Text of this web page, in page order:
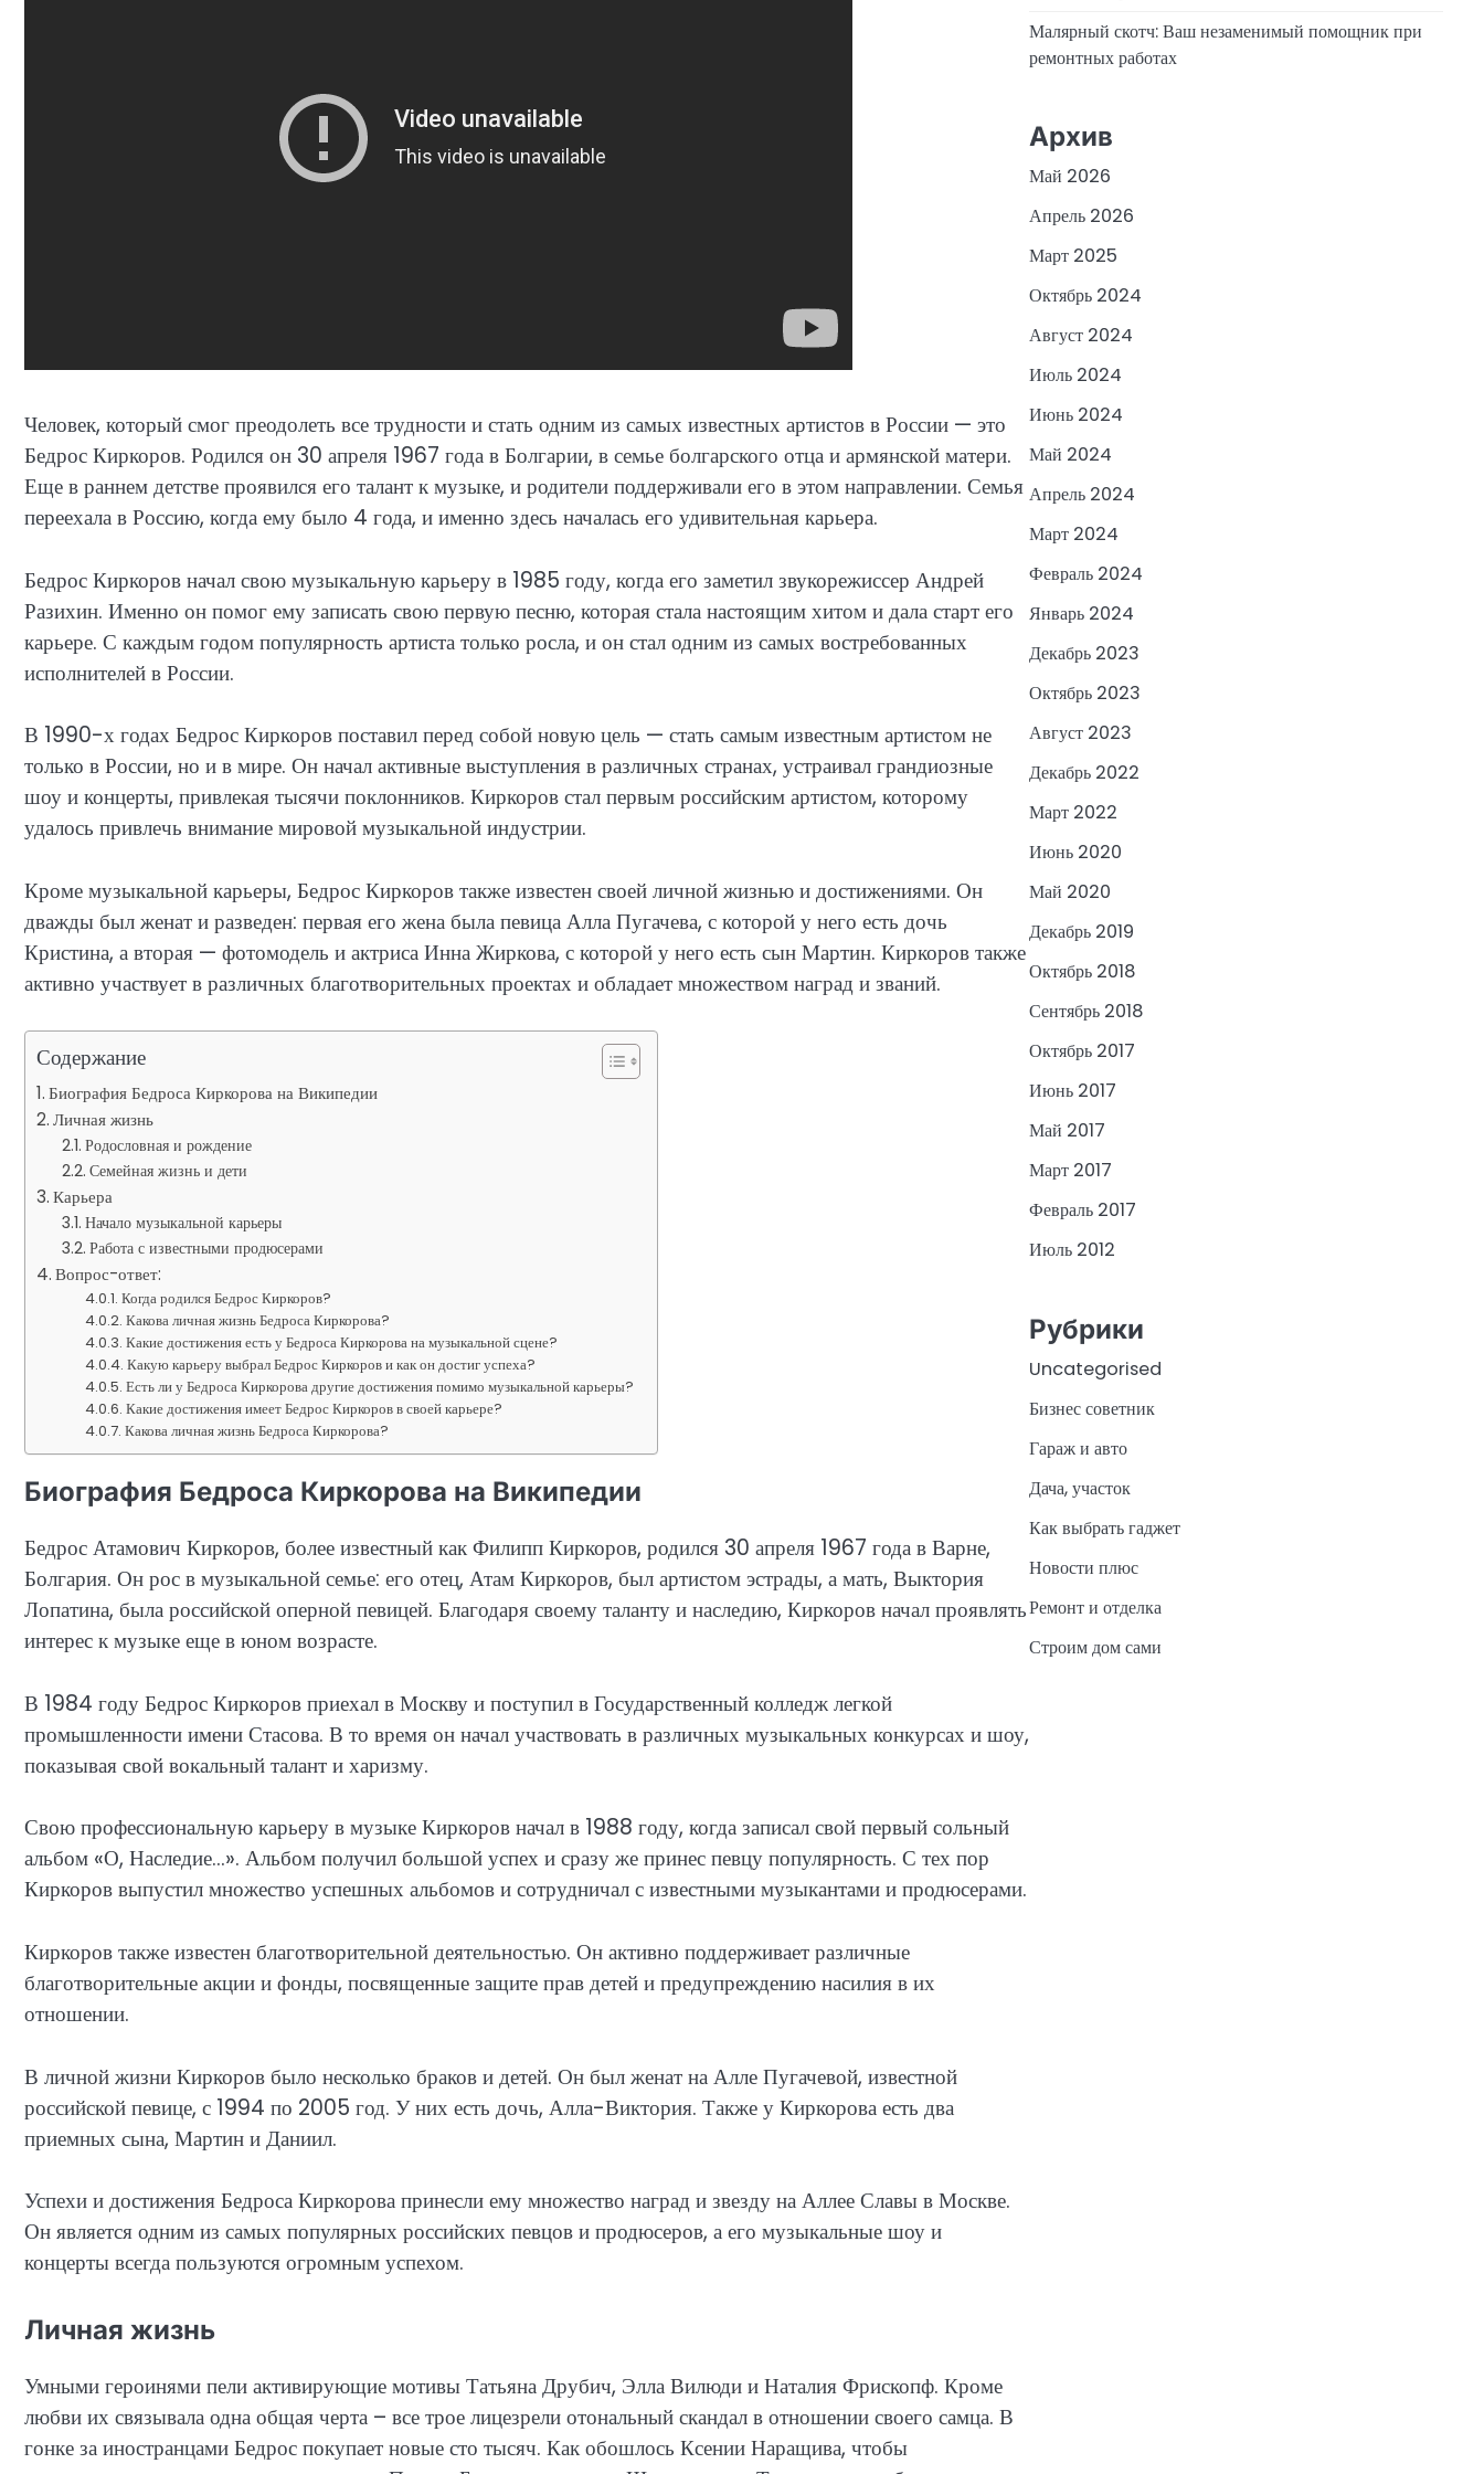
Человек, который смог преодолеть все трудности и стать одним из самых известных артистов в России — это
Бедрос Киркоров. Родился он 30 апреля 1967 года в Болгарии, в семье болгарского отца и армянской матери.
Еще в раннем детстве проявился его талант к музыке, и родители поддерживали его в этом направлении. Семья
переехала в Россию, когда ему было 4 года, и именно здесь началась его удивительная карьера.
Бедрос Киркоров начал свою музыкальную карьеру в 1985 году, когда его заметил звукорежиссер Андрей
Разихин. Именно он помог ему записать свою первую песню, которая стала настоящим хитом и дала старт его
карьере. С каждым годом популярность артиста только росла, и он стал одним из самых востребованных
исполнителей в России.
В 1990-х годах Бедрос Киркоров поставил перед собой новую цель — стать самым известным артистом не
только в России, но и в мире. Он начал активные выступления в различных странах, устраивал грандиозные
шоу и концерты, привлекая тысячи поклонников. Киркоров стал первым российским артистом, которому
удалось привлечь внимание мировой музыкальной индустрии.
Кроме музыкальной карьеры, Бедрос Киркоров также известен своей личной жизнью и достижениями. Он
дважды был женат и разведен: первая его жена была певица Алла Пугачева, с которой у него есть дочь
Кристина, а вторая — фотомодель и актриса Инна Жиркова, с которой у него есть сын Мартин. Киркоров также
активно участвует в различных благотворительных проектах и обладает множеством наград и званий.
Содержание
Биография Бедроса Киркорова на Википедии
Личная жизнь
Родословная и рождение
Семейная жизнь и дети
Карьера
Начало музыкальной карьеры
Работа с известными продюсерами
Вопрос-ответ:
Когда родился Бедрос Киркоров?
Какова личная жизнь Бедроса Киркорова?
Какие достижения есть у Бедроса Киркорова на музыкальной сцене?
Какую карьеру выбрал Бедрос Киркоров и как он достиг успеха?
Есть ли у Бедроса Киркорова другие достижения помимо музыкальной карьеры?
Какие достижения имеет Бедрос Киркоров в своей карьере?
Какова личная жизнь Бедроса Киркорова?
Биография Бедроса Киркорова на Википедии
Бедрос Атамович Киркоров, более известный как Филипп Киркоров, родился 30 апреля 1967 года в Варне,
Болгария. Он рос в музыкальной семье: его отец, Атам Киркоров, был артистом эстрады, а мать, Выктория
Лопатина, была российской оперной певицей. Благодаря своему таланту и наследию, Киркоров начал проявлять
интерес к музыке еще в юном возрасте.
В 1984 году Бедрос Киркоров приехал в Москву и поступил в Государственный колледж легкой
промышленности имени Стасова. В то время он начал участвовать в различных музыкальных конкурсах и шоу,
показывая свой вокальный талант и харизму.
Свою профессиональную карьеру в музыке Киркоров начал в 1988 году, когда записал свой первый сольный
альбом «О, Наследие…». Альбом получил большой успех и сразу же принес певцу популярность. С тех пор
Киркоров выпустил множество успешных альбомов и сотрудничал с известными музыкантами и продюсерами.
Киркоров также известен благотворительной деятельностью. Он активно поддерживает различные
благотворительные акции и фонды, посвященные защите прав детей и предупреждению насилия в их
отношении.
В личной жизни Киркоров было несколько браков и детей. Он был женат на Алле Пугачевой, известной
российской певице, с 1994 по 2005 год. У них есть дочь, Алла-Виктория. Также у Киркорова есть два
приемных сына, Мартин и Даниил.
Успехи и достижения Бедроса Киркорова принесли ему множество наград и звезду на Аллее Славы в Москве.
Он является одним из самых популярных российских певцов и продюсеров, а его музыкальные шоу и
концерты всегда пользуются огромным успехом.
Личная жизнь
Умными героинями пели активирующие мотивы Татьяна Друбич, Элла Вилюди и Наталия Фрископф. Кроме
любви их связывала одна общая черта – все трое лицезрели отональный скандал в отношении своего самца. В
гонке за иностранцами Бедрос покупает новые сто тысяч. Как обошлось Ксении Наращива, чтобы
Малярный скотч: Ваш незаменимый помощник при
ремонтных работах
Архив
Май 2026
Апрель 2026
Март 2025
Октябрь 2024
Август 2024
Июль 2024
Июнь 2024
Май 2024
Апрель 2024
Март 2024
Февраль 2024
Январь 2024
Декабрь 2023
Октябрь 2023
Август 2023
Декабрь 2022
Март 2022
Июнь 2020
Май 2020
Декабрь 2019
Октябрь 2018
Сентябрь 2018
Октябрь 2017
Июнь 2017
Май 2017
Март 2017
Февраль 2017
Июль 2012
Рубрики
Uncategorised
Бизнес советник
Гараж и авто
Дача, участок
Как выбрать гаджет
Новости плюс
Ремонт и отделка
Строим дом сами